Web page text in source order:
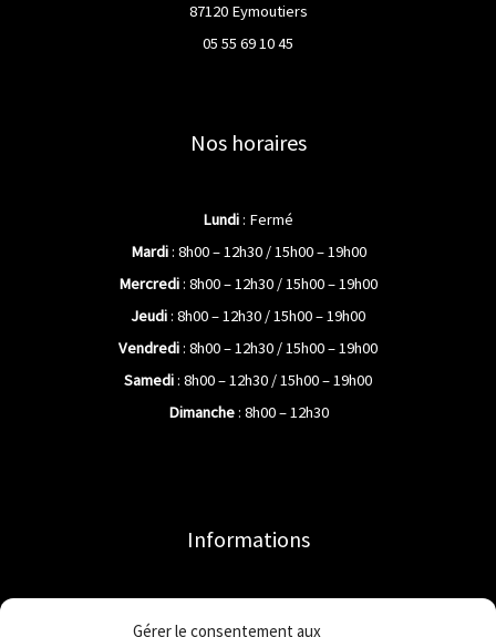
Gérer le consentement aux
87120 Eymoutiers
05 55 69 10 45
Nos horaires
Lundi: Fermé
Mardi: 8h00 – 12h30 / 15h00 – 19h00
Mercredi: 8h00 – 12h30 / 15h00 – 19h00
Jeudi: 8h00 – 12h30 / 15h00 – 19h00
Vendredi: 8h00 – 12h30 / 15h00 – 19h00
Samedi: 8h00 – 12h30 / 15h00 – 19h00
Dimanche: 8h00 – 12h30
Informations